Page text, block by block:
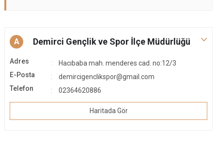
A Demirci Gençlik ve Spor İlçe Müdürlüğü
Adres
Hacıbaba mah. menderes cad. no:12/3
E-Posta
demircigenclikspor@gmail.com
Telefon
02364620886
Haritada Gör